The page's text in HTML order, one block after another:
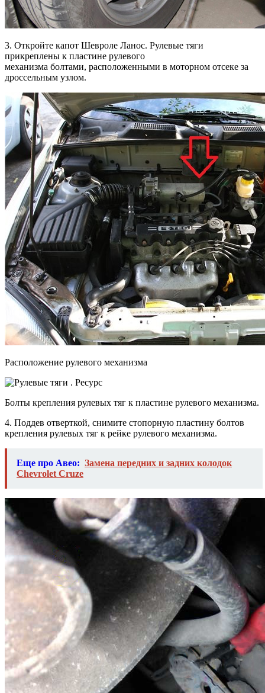
3. Откройте капот Шевроле Ланос. Рулевые тяги
прикреплены к пластине рулевого
механизма болтами, расположенными в моторном отсеке за
дроссельным узлом.
Расположение рулевого механизма
Болты крепления рулевых тяг к пластине рулевого механизма.
4. Поддев отверткой, снимите стопорную пластину болтов
крепления рулевых тяг к рейке рулевого механизма.
Еще про Авео: Замена передних и задних колодок
Chevrolet Cruze